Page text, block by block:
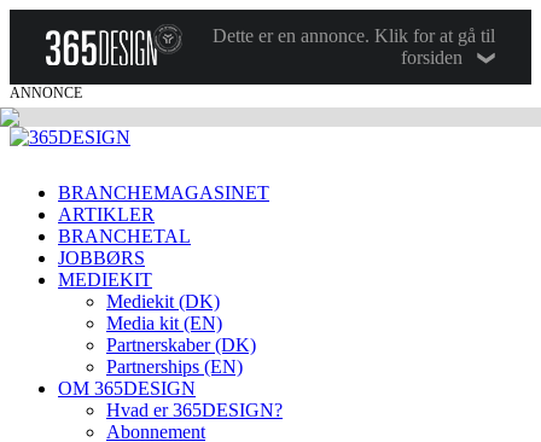
Dette er en annonce. Klik for at gå til
forsiden
ANNONCE
BRANCHEMAGASINET
ARTIKLER
BRANCHETAL
JOBBØRS
MEDIEKIT
Mediekit (DK)
Media kit (EN)
Partnerskaber (DK)
Partnerships (EN)
OM 365DESIGN
Hvad er 365DESIGN?
Abonnement